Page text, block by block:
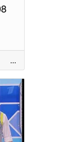
...